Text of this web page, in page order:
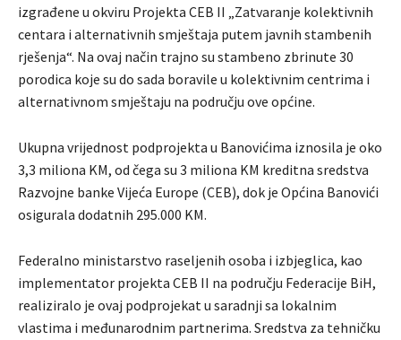
izgrađene u okviru Projekta CEB II „Zatvaranje kolektivnih
centara i alternativnih smještaja putem javnih stambenih
rješenja“. Na ovaj način trajno su stambeno zbrinute 30
porodica koje su do sada boravile u kolektivnim centrima i
alternativnom smještaju na području ove općine.
Ukupna vrijednost podprojekta u Banovićima iznosila je oko
3,3 miliona KM, od čega su 3 miliona KM kreditna sredstva
Razvojne banke Vijeća Europe (CEB), dok je Općina Banovići
osigurala dodatnih 295.000 KM.
Federalno ministarstvo raseljenih osoba i izbjeglica, kao
implementator projekta CEB II na području Federacije BiH,
realiziralo je ovaj podprojekat u saradnji sa lokalnim
vlastima i međunarodnim partnerima. Sredstva za tehničku